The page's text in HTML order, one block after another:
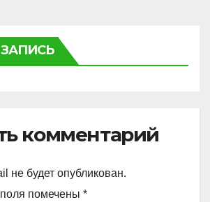
комментарий
не будет опубликован.
помечены *